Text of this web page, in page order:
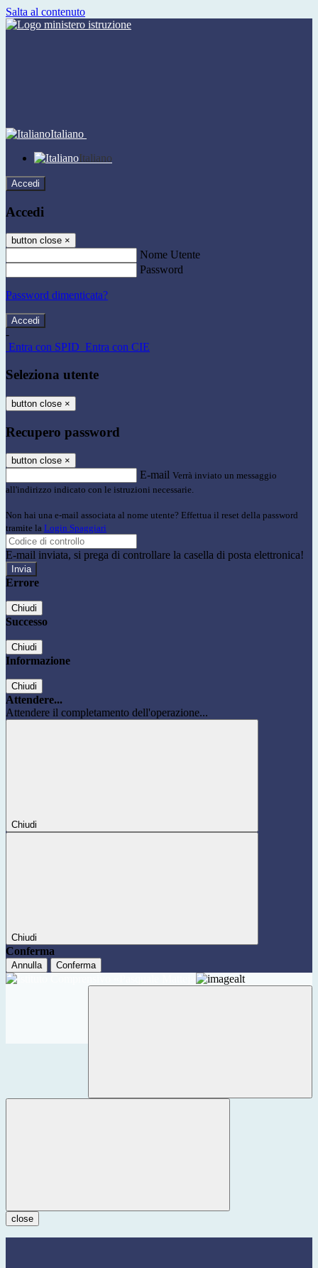
Salta al contenuto
Italiano
Italiano
Accedi
Accedi
button close ×
Nome Utente
Password
Password dimenticata?
-
Entra con SPID Entra con CIE
Seleziona utente
button close ×
Recupero password
button close ×
E-mail Verrà inviato un messaggio
all'indirizzo indicato con le istruzioni necessarie.
Non hai una e-mail associata al nome utente? Effettua il reset della password
tramite la Login Spaggiari
E-mail inviata, si prega di controllare la casella di posta elettronica!
Errore
Chiudi
Successo
Chiudi
Informazione
Chiudi
Attendere...
Attendere il completamento dell'operazione...
Chiudi
Chiudi
Conferma
Annulla Conferma
close